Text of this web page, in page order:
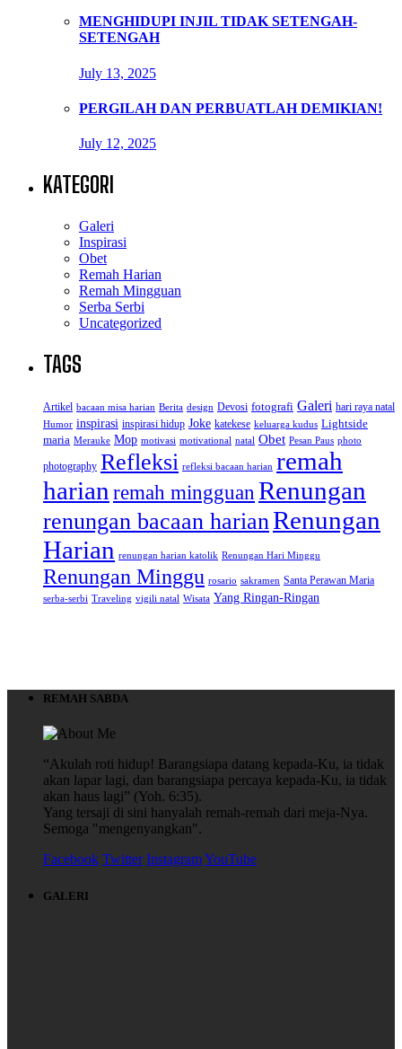
MENGHIDUPI INJIL TIDAK SETENGAH-
SETENGAH
July 13, 2025
PERGILAH DAN PERBUATLAH DEMIKIAN!
July 12, 2025
KATEGORI
Galeri
Inspirasi
Obet
Remah Harian
Remah Mingguan
Serba Serbi
Uncategorized
TAGS
Artikel bacaan misa harian Berita design Devosi fotografi Galeri hari raya natal
Humor inspirasi inspirasi hidup Joke katekese keluarga kudus Lightside
maria Merauke Mop motivasi motivational natal Obet Pesan Paus photo
photography Refleksi refleksi bacaan harian remah
harian remah mingguan Renungan
renungan bacaan harianRenungan
Harian renungan harian katolik Renungan Hari Minggu
Renungan Minggu rosario sakramen Santa Perawan Maria
serba-serbi Traveling vigili natal Wisata Yang Ringan-Ringan
REMAH SABDA
“Akulah roti hidup! Barangsiapa datang kepada-Ku, ia tidak
akan lapar lagi, dan barangsiapa percaya kepada-Ku, ia tidak
akan haus lagi” (Yoh. 6:35).
Yang tersaji di sini hanyalah remah-remah dari meja-Nya.
Semoga "mengenyangkan".
Facebook Twitter InstagramYouTube
GALERI